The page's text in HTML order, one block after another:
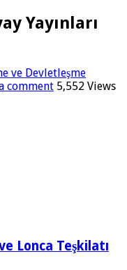
Yayınları
ve Devletleşme
comment 5,552 Views
Lonca Teşkilatı